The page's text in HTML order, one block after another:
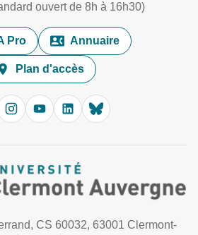
ouvert de 8h à 16h30)
Pro Annuaire
Plan d'accès
CS 60032, 63001 Clermont-